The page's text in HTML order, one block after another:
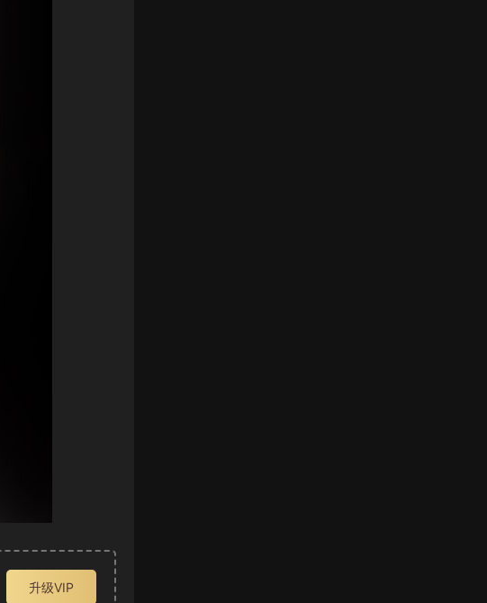
升级VIP